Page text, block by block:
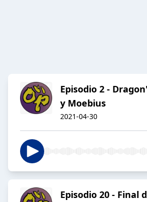
Episodio 2 -
y Moebius
2021-04-30
Episodio 20 - Final